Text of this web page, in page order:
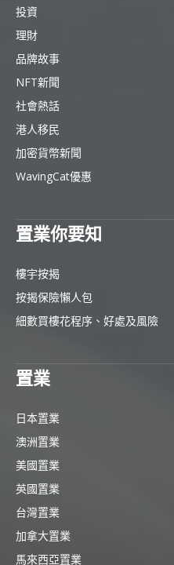
投資
理財
品牌故事
NFT新聞
社會熱話
港人移民
加密貨幣新聞
WavingCat優惠
置業你要知
樓宇按揭
按揭保險懶人包
細數買樓花程序、好處及風險
置業
日本置業
澳洲置業
美國置業
英國置業
台灣置業
加拿大置業
馬來西亞置業